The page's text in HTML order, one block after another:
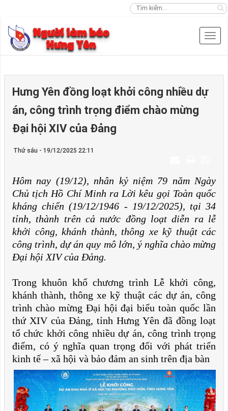
Hưng Yên đồng loạt khởi công nhiều dự
án, công trình trọng điểm chào mừng
Đại hội XIV của Đảng
Thứ sáu - 19/12/2025 22:11
Hôm nay (19/12), nhân kỷ niệm 79 năm Ngày
Chủ tịch Hồ Chí Minh ra Lời kêu gọi Toàn quốc
kháng chiến (19/12/1946 - 19/12/2025), tại 34
tỉnh, thành trên cả nước đồng loạt diễn ra lễ
khởi công, khánh thành, thông xe kỹ thuật các
công trình, dự án quy mô lớn, ý nghĩa chào mừng
Đại hội XIV của Đảng.
Trong khuôn khổ chương trình Lễ khởi công,
khánh thành, thông xe kỹ thuật các dự án, công
trình chào mừng Đại hội đại biểu toàn quốc lần
thứ XIV của Đảng, tỉnh Hưng Yên đã đồng loạt
tổ chức khởi công nhiều dự án, công trình trọng
điểm, có ý nghĩa quan trọng đối với phát triển
kinh tế – xã hội và bảo đảm an sinh trên địa bàn